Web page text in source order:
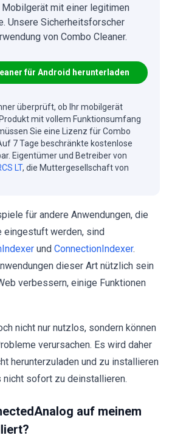
Mobilgerät mit einer legitimen
Unsere Sicherheitsforscher
von Combo Cleaner.
für Android herunterladen
überprüft, ob Ihr mobilgerät
mit vollem Funktionsumfang
Sie eine Lizenz für Combo
7 Tage beschränkte kostenlose
Eigentümer und Betreiber von
LT, die Muttergesellschaft von
für andere Anwendungen, die
werden, sind
und ConnectionIndexer.
dieser Art nützlich sein
verbessern, einige Funktionen
nicht nur nutzlos, sondern können
verursachen. Es wird daher
herunterzuladen und zu installieren
nicht sofort zu deinstallieren.
auf meinem